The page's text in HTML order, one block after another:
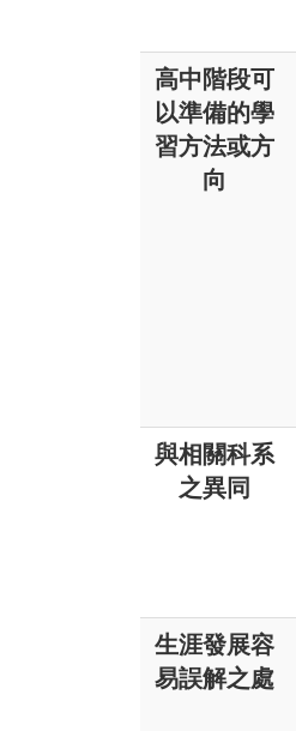
高中階段可
以準備的學
習方法或方
向
與相關科系
之異同
生涯發展容
易誤解之處